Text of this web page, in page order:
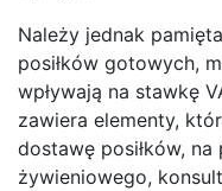
Należy jednak
posiłków gotowych,
wpływają na stawkę
zawiera elementy,
dostawę posiłków, na
żywieniowego,